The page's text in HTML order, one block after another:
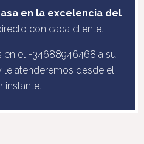
en la excelencia del
con cada cliente.
el +34688946468 a su
le atenderemos desde el
instante.